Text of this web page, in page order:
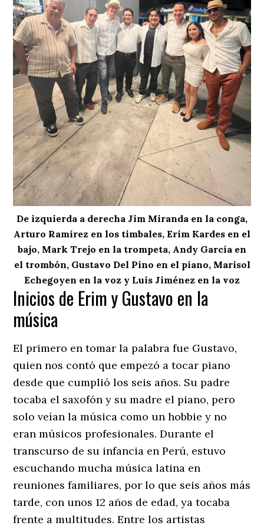
De izquierda a derecha Jim Miranda en la conga,
Arturo Ramírez en los timbales, Erim Kardes en el
bajo, Mark Trejo en la trompeta, Andy García en
el trombón, Gustavo Del Pino en el piano, Marisol
Echegoyen en la voz y Luis Jiménez en la voz
Inicios de Erim y Gustavo en la
música
El primero en tomar la palabra fue Gustavo,
quien nos contó que empezó a tocar piano
desde que cumplió los seis años. Su padre
tocaba el saxofón y su madre el piano, pero
solo veían la música como un hobbie y no
eran músicos profesionales. Durante el
transcurso de su infancia en Perú, estuvo
escuchando mucha música latina en
reuniones familiares, por lo que seis años más
tarde, con unos 12 años de edad, ya tocaba
frente a multitudes. Entre los artistas